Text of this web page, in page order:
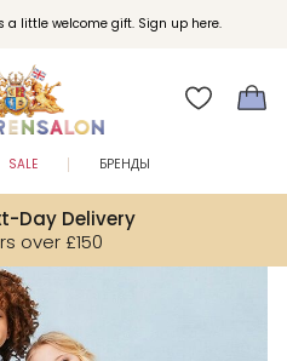
a little welcome gift. Sign up here.
для эксклюзивных привилегий при
Day Delivery
over £150
SALE БРЕНДЫ